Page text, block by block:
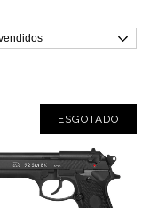
ESGOTADO